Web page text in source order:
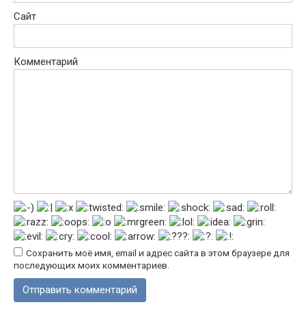
Сайт
Комментарий
Сохранить моё имя, email и адрес сайта в этом браузере для
последующих моих комментариев.